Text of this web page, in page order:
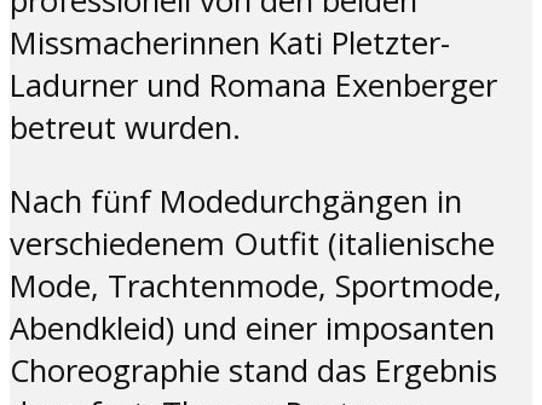
Missmacherinnen Kati Pletzter-
Ladurner und Romana Exenberger
betreut wurden.
Nach fünf Modedurchgängen in
verschiedenem Outfit (italienische
Mode, Trachtenmode, Sportmode,
Abendkleid) und einer imposanten
Choreographie stand das Ergebnis